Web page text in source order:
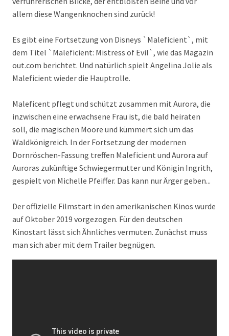
allem diese Wangenknochen sind zurück!
Es gibt eine Fortsetzung von Disneys `Maleficient`, mit
dem Titel `Maleficient: Mistress of Evil`, wie das Magazin
out.com berichtet. Und natürlich spielt Angelina Jolie als
Maleficient wieder die Hauptrolle.
Maleficent pflegt und schützt zusammen mit Aurora, die
inzwischen eine erwachsene Frau ist, die bald heiraten
soll, die magischen Moore und kümmert sich um das
Waldkönigreich. In der Fortsetzung der modernen
Dornröschen-Fassung treffen Maleficient und Aurora auf
Auroras zukünftige Schwiegermutter und Königin Ingrith,
gespielt von Michelle Pfeiffer. Das kann nur Ärger geben...
Der offizielle Filmstart in den amerikanischen Kinos wurde
auf Oktober 2019 vorgezogen. Für den deutschen
Kinostart lässt sich Ähnliches vermuten. Zunächst muss
man sich aber mit dem Trailer begnügen.